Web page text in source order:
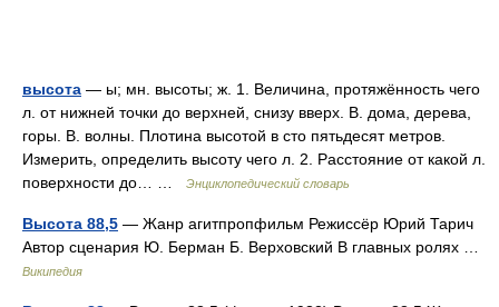
высота — ы; мн. высоты; ж. 1. Величина, протяжённость чего
л. от нижней точки до верхней, снизу вверх. В. дома, дерева,
горы. В. волны. Плотина высотой в сто пятьдесят метров.
Измерить, определить высоту чего л. 2. Расстояние от какой л.
поверхности до… …
Энциклопедический словарь
Высота 88,5 — Жанр агитпропфильм Режиссёр Юрий Тарич
Автор сценария Ю. Берман Б. Верховский В главных ролях …
Википедия